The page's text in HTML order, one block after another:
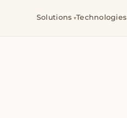
Solutions Technologies